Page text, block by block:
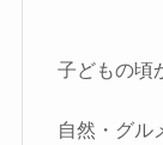
子どもの頃
自然・グル